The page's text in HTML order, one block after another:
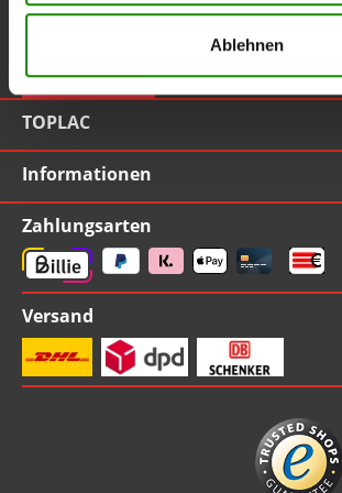
Ablehnen
Service-Hotline
Vertrag widerrufen
TOPLAC
Informationen
Zahlungsarten
Versand